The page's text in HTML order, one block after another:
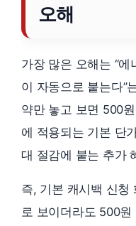
오해
가장 많은 오해는 “
이 자동으로 붙는다”
약만 놓고 보면 500
에 적용되는 기본 단
대 절감에 붙는 추가
즉, 기본 캐시백 신청
로 보이더라도 500